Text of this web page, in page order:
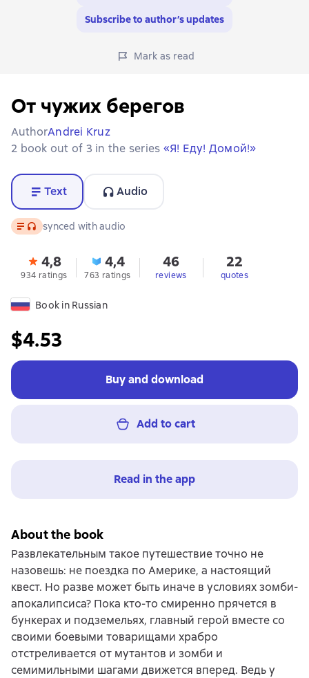
Subscribe to author’s updates
Mark as read
От чужих берегов
AuthorAndrei Kruz
2 book out of 3 in the series «Я! Еду! Домой!»
Text Audio
Text, audio format available
synced with audio
4,8
934 ratings
4,4
763 ratings
46
reviews
22
quotes
Book in Russian
$4.53
Buy and download
Add to cart
Read in the app
About the book
Развлекательным такое путешествие точно не
назовешь: не поездка по Америке, а настоящий
квест. Но разве может быть иначе в условиях зомби-
апокалипсиса? Пока кто-то смиренно прячется в
бункерах и подземельях, главный герой вместе со
своими боевыми товарищами храбро
отстреливается от мутантов и зомби и
семимильными шагами движется вперед. Ведь у